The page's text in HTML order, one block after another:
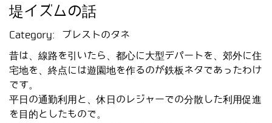
堤イズムの話
Category: ブレストのタネ
昔は、線路を引いたら、都心に大型デパートを、郊外に住
宅地を、終点には遊園地を作るのが鉄板ネタであったわけ
です。
平日の通勤利用と、休日のレジャーでの分散した利用促進
を目的としたもので。